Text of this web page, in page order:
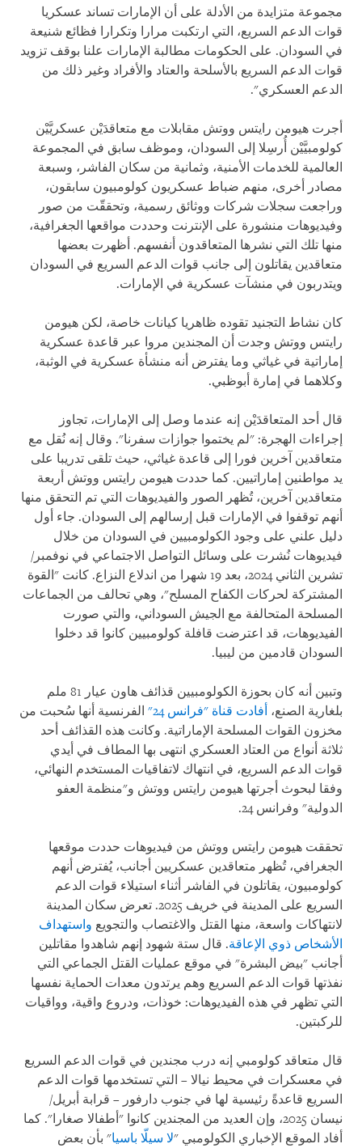
مجموعة متزايدة من الأدلة على أن الإمارات تساند عسكريا
قوات الدعم السريع، التي ارتكبت مرارا وتكرارا فظائع شنيعة
في السودان. على الحكومات مطالبة الإمارات علنا بوقف تزويد
قوات الدعم السريع بالأسلحة والعتاد والأفراد وغير ذلك من
الدعم العسكري".
أجرت هيومن رايتس ووتش مقابلات مع متعاقدَيْن عسكريَّيْن
كولومبيَّيْن أُرسِلا إلى السودان، وموظف سابق في المجموعة
العالمية للخدمات الأمنية، وثمانية من سكان الفاشر، وسبعة
مصادر أخرى، منهم ضباط عسكريون كولومبيون سابقون،
وراجعت سجلات شركات ووثائق رسمية، وتحققّت من صور
وفيديوهات منشورة على الإنترنت وحددت مواقعها الجغرافية،
منها تلك التي نشرها المتعاقدون أنفسهم. أظهرت بعضها
متعاقدين يقاتلون إلى جانب قوات الدعم السريع في السودان
ويتدربون في منشآت عسكرية في الإمارات.
كان نشاط التجنيد تقوده ظاهريا كيانات خاصة، لكن هيومن
رايتس ووتش وجدت أن المجندين مروا عبر قاعدة عسكرية
إماراتية في غياثي وما يفترض أنه منشأة عسكرية في الوثبة،
وكلاهما في إمارة أبوظبي.
قال أحد المتعاقدَيْن إنه عندما وصل إلى الإمارات، تجاوز
إجراءات الهجرة: "لم يختموا جوازات سفرنا". وقال إنه نُقل مع
متعاقدين آخرين فورا إلى قاعدة غياثي، حيث تلقى تدريبا على
يد مواطنين إماراتيين. كما حددت هيومن رايتس ووتش أربعة
متعاقدين آخرين، تُظهر الصور والفيديوهات التي تم التحقق منها
أنهم توقفوا في الإمارات قبل إرسالهم إلى السودان. جاء أول
دليل علني على وجود الكولومبيين في السودان من خلال
فيديوهات نُشرت على وسائل التواصل الاجتماعي في نوفمبر/
تشرين الثاني 2024، بعد 19 شهرا من اندلاع النزاع. كانت "القوة
المشتركة لحركات الكفاح المسلح"، وهي تحالف من الجماعات
المسلحة المتحالفة مع الجيش السوداني، والتي صورت
الفيديوهات، قد اعترضت قافلة كولومبيين كانوا قد دخلوا
السودان قادمين من ليبيا.
وتبين أنه كان بحوزة الكولومبيين قذائف هاون عيار 81 ملم
بلغارية الصنع، أفادت قناة "فرانس 24"
الفرنسية أنها سُحبت من
مخزون القوات المسلحة الإماراتية. وكانت هذه القذائف أحد
ثلاثة أنواع من العتاد العسكري انتهى بها المطاف في أيدي
قوات الدعم السريع، في انتهاك لاتفاقيات المستخدم النهائي،
وفقا لبحوث أجرتها هيومن رايتس ووتش و"منظمة العفو
الدولية" وفرانس 24.
تحققت هيومن رايتس ووتش من فيديوهات حددت موقعها
الجغرافي، تُظهر متعاقدين عسكريين أجانب، يُفترض أنهم
كولومبيون، يقاتلون في الفاشر أثناء استيلاء قوات الدعم
السريع على المدينة في خريف 2025. تعرض سكان المدينة
لانتهاكات واسعة، منها القتل والاغتصاب والتجويع واستهداف
الأشخاص ذوي الإعاقة. قال ستة شهود إنهم شاهدوا مقاتلين
أجانب "بيض البشرة" في موقع عمليات القتل الجماعي التي
نفذتها قوات الدعم السريع وهم يرتدون معدات الحماية نفسها
التي تظهر في هذه الفيديوهات: خوذات، ودروع واقية، وواقيات
للركبتين.
قال متعاقد كولومبي إنه درب مجندين في قوات الدعم السريع
في معسكرات في محيط نيالا – التي تستخدمها قوات الدعم
السريع قاعدةً رئيسية لها في جنوب دارفور – قرابة أبريل/
نيسان 2025، وإن العديد من المجندين كانوا "أطفالا صغارا". كما
أفاد الموقع الإخباري الكولومبي "لا سيلّا باسيا" بأن بعض